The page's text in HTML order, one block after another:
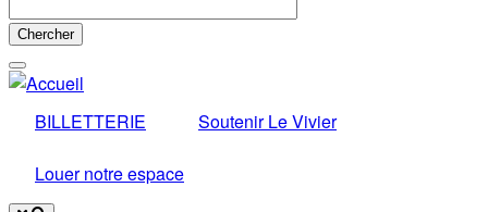
BILLETTERIE Soutenir Le Vivier
Louer notre espace